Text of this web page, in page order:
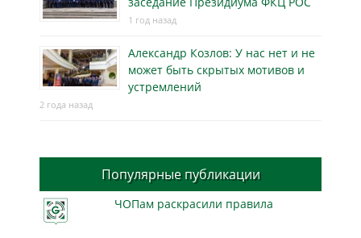
1 год назад
Александр Козлов: У нас нет и не
может быть скрытых мотивов и
устремлений
2 года назад
Популярные публикации
ЧОПам раскрасили правила